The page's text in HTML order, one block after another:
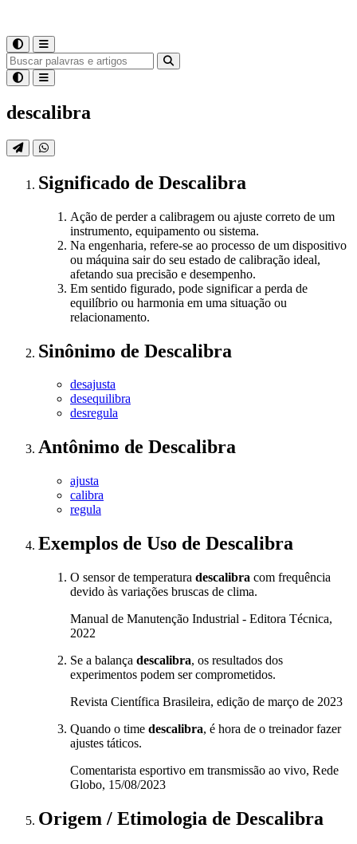
descalibra
Significado de Descalibra
Ação de perder a calibragem ou ajuste correto de um
instrumento, equipamento ou sistema.
Na engenharia, refere-se ao processo de um dispositivo
ou máquina sair do seu estado de calibração ideal,
afetando sua precisão e desempenho.
Em sentido figurado, pode significar a perda de
equilíbrio ou harmonia em uma situação ou
relacionamento.
Sinônimo de Descalibra
desajusta
desequilibra
desregula
Antônimo de Descalibra
ajusta
calibra
regula
Exemplos de Uso de Descalibra
O sensor de temperatura descalibra com frequência
devido às variações bruscas de clima.
Manual de Manutenção Industrial - Editora Técnica,
2022
Se a balança descalibra, os resultados dos
experimentos podem ser comprometidos.
Revista Científica Brasileira, edição de março de 2023
Quando o time descalibra, é hora de o treinador fazer
ajustes táticos.
Comentarista esportivo em transmissão ao vivo, Rede
Globo, 15/08/2023
Origem / Etimologia de Descalibra